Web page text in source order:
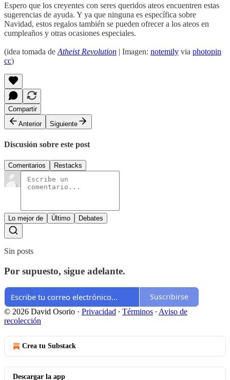
Espero que los creyentes con seres queridos ateos encuentren estas
sugerencias de ayuda. Y ya que ninguna es específica sobre
Navidad, estos regalos también se pueden ofrecer a los ateos en
cumpleaños y otras ocasiones especiales.
(idea tomada de Atheist Revolution | Imagen: notemily via photopin
cc)
Compartir
Anterior
Siguiente
Discusión sobre este post
Comentarios Restacks
Lo mejor de Último Debates
Sin posts
Por supuesto, sigue adelante.
Suscribirse
© 2026 David Osorio · Privacidad ∙ Términos ∙ Aviso de
recolección
Crea tu Substack
Descargar la app